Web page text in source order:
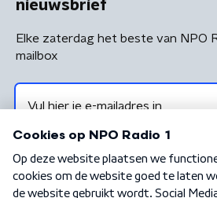
nieuwsbrief
Elke zaterdag het beste van NPO
mailbox